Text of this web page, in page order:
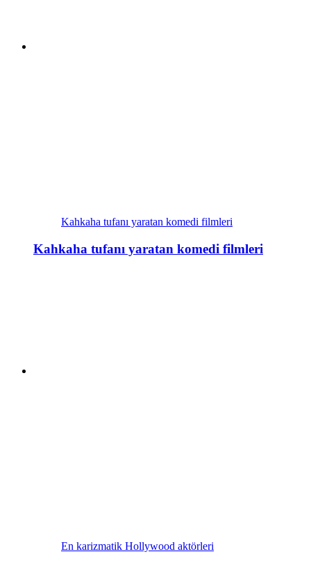
Kahkaha tufanı yaratan komedi filmleri
Kahkaha tufanı yaratan komedi filmleri
En karizmatik Hollywood aktörleri